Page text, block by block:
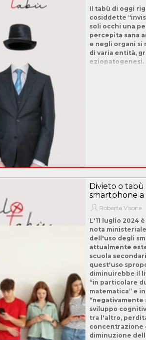
Il tabù di oggi
cosiddette
soli occhi una
percepita sana
e negli organi si
di varia entità,
eziopatogenesi.
Divieto o
smartphone a
Roberta Visone
L'11 luglio 2024
nota
dell'uso degli
attualmente
scuola
quest'uso
diminuirebbe il
“in particolare
matematica” e
“negativamente
sviluppo
tra l'altro,
concentrazione
diminuzione